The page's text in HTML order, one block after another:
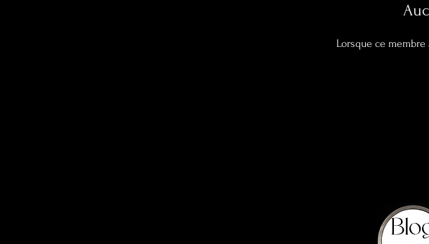
Lorsque ce